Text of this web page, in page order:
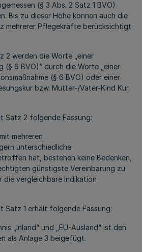
(§ 3 Abs. 2 Satz 1 BVO)
Bis zu dieser Höhe können auch die
mehrerer Pflegekräfte berücksichtigt
2 werden die Worte „einer
(§ 6 BVO)“ durch die Worte „einer
(§ 6 BVO) oder einer
bzw. Mutter-/Vater-Kind Kur
Satz 2 folgende Fassung:
mehreren
unterschiedliche
hat, bestehen keine Bedenken,
günstigste Vereinbarung zu
vergleichbare Indikation
Satz 1 erhält folgende Fassung:
„Inland“ und „EU-Ausland“ ist den
als Anlage 3 beigefügt.